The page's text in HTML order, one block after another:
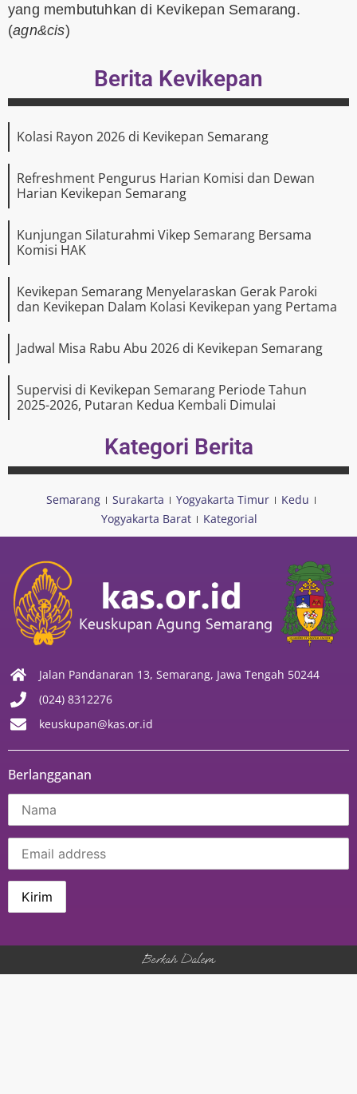
yang membutuhkan di Kevikepan Semarang.
(agn&cis)
Berita Kevikepan
Kolasi Rayon 2026 di Kevikepan Semarang
Refreshment Pengurus Harian Komisi dan Dewan
Harian Kevikepan Semarang
Kunjungan Silaturahmi Vikep Semarang Bersama
Komisi HAK
Kevikepan Semarang Menyelaraskan Gerak Paroki
dan Kevikepan Dalam Kolasi Kevikepan yang Pertama
Jadwal Misa Rabu Abu 2026 di Kevikepan Semarang
Supervisi di Kevikepan Semarang Periode Tahun
2025-2026, Putaran Kedua Kembali Dimulai
Kategori Berita
Semarang Surakarta Yogyakarta Timur
Kedu
Yogyakarta Barat
Kategorial
Jalan Pandanaran 13, Semarang, Jawa Tengah 50244
(024) 8312276
keuskupan@kas.or.id
Berlangganan
Berkah Dalem